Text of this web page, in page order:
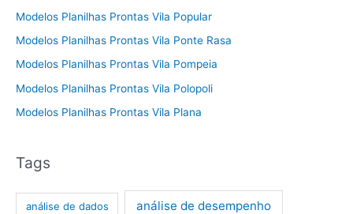
Modelos Planilhas Prontas Vila Popular
Modelos Planilhas Prontas Vila Ponte Rasa
Modelos Planilhas Prontas Vila Pompeia
Modelos Planilhas Prontas Vila Polopoli
Modelos Planilhas Prontas Vila Plana
Tags
análise de dados análise de desempenho